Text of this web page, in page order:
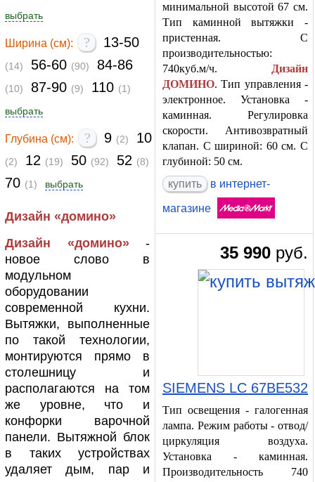
выбрать
Ширина (см): ? 13-50
(14) 56-60 (90) 84-86
(10) 87-90 (9) 110 (1)
выбрать
Глубина (см): ? 9 (2) 10
(2) 12 (19) 50 (92) 52 (8)
70 (1) выбрать
Дизайн «домино»
Дизайн «домино»-
новое слово в
модульном
оборудовании
современной кухни.
Вытяжки, выполненные
по такой технологии,
монтируются прямо в
столешницу и
располагаются на том
же уровне, что и
конфорки варочной
панели. Вытяжной блок
в таких устройствах
удаляет дым, пар и
минимальной высотой 67 см.
Тип каминной вытяжки -
пристенная. С
производительностью:
740куб.м/ч.
Дизайн
ДОМИНО. Тип управления -
электронное. Установка -
каминная. Регулировка
скорости. Антивозвратный
клапан. С шириной: 60 см. С
глубиной: 50 см.
в интернет-
магазине
35 990 руб.
SIEMENS LC 67BE532
Тип освещения - галогенная
лампа. Режим работы - отвод/
циркуляция воздуха.
Установка - каминная.
Производительность 740